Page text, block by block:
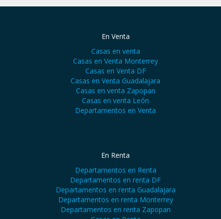
En Venta
Casas en venta
Casas en Venta Monterrey
Casas en Venta DF
Casas en Venta Guadalajara
Casas en venta Zapopan
Casas en venta León
Departamentos en Venta
En Renta
Departamentos en Renta
Departamentos en renta DF
Departamentos en renta Guadalajara
Departamentos en renta Monterrey
Departamentos en renta Zapopan